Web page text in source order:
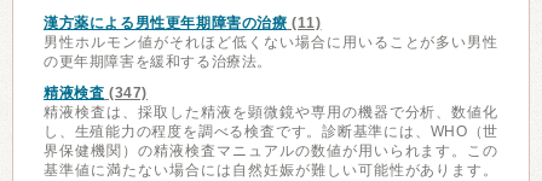
漢方薬による男性更年期障害の治療 (11)
男性ホルモン値がそれほど低くない場合に用いることが多い男性
の更年期障害を緩和する治療法。
精液検査 (347)
精液検査は、採取した精液を顕微鏡や専用の機器で分析、数値化
し、生殖能力の程度を調べる検査です。診断基準には、WHO（世
界保健機関）の精液検査マニュアルの数値が用いられます。この
基準値に満たない場合には自然妊娠が難しい可能性があります。